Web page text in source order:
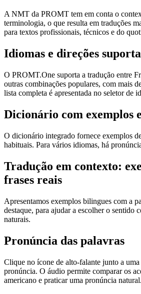
A NMT da PROMT tem em conta o
terminologia, o que resulta em traduções
para textos profissionais, técnicos e do
Idiomas e direções
O PROMT.One suporta a tradução entre
outras combinações populares, com mais
lista completa é apresentada no seletor de
Dicionário com exemplos
O dicionário integrado fornece exemplos
habituais. Para vários idiomas, há
Tradução em contexto:
frases reais
Apresentamos exemplos bilingues com a
destaque, para ajudar a escolher o sentido
naturais.
Pronúncia das palavras
Clique no ícone de alto-falante junto a
pronúncia. O áudio permite comparar os
americano e praticar uma pronúncia natural.